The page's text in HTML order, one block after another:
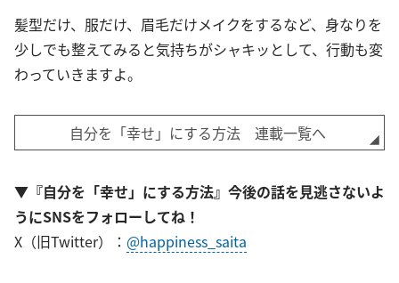
髪型だけ、服だけ、眉毛だけメイクをするなど、身なりを
少しでも整えてみると気持ちがシャキッとして、行動も変
わっていきますよ。
自分を「幸せ」にする方法 連載一覧へ
▼『自分を「幸せ」にする方法』今後の話を見逃さないよ
うにSNSをフォローしてね！
X（旧Twitter）： @happiness_saita